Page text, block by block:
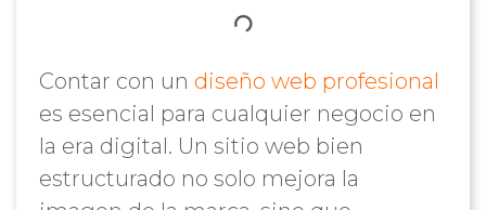
Contar con un diseño web profesional
es esencial para cualquier negocio en
la era digital. Un sitio web bien
estructurado no solo mejora la